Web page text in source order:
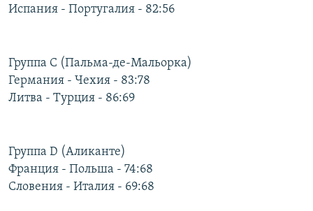
Испания - Португалия - 82:56
Группа С (Пальма-де-Мальорка)
Германия - Чехия - 83:78
Литва - Турция - 86:69
Группа D (Аликанте)
Франция - Польша - 74:68
Словения - Италия - 69:68